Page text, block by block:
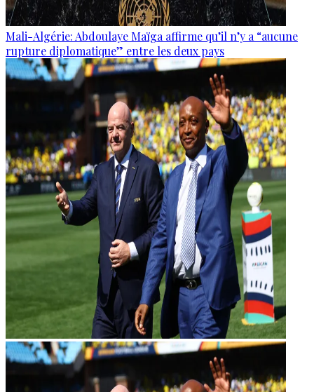
Mali-Algérie: Abdoulaye Maïga affirme qu’il n’y a “aucune
rupture diplomatique” entre les deux pays